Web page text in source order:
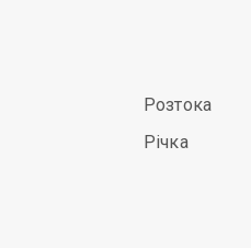
Розтока
Річка